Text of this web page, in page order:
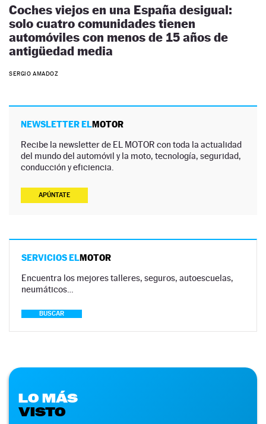
Coches viejos en una España desigual:
solo cuatro comunidades tienen
automóviles con menos de 15 años de
antigüedad media
SERGIO AMADOZ
NEWSLETTER ELMOTOR
Recibe la newsletter de EL MOTOR con toda la actualidad
del mundo del automóvil y la moto, tecnología, seguridad,
conducción y eficiencia.
APÚNTATE
SERVICIOS ELMOTOR
Encuentra los mejores talleres, seguros, autoescuelas,
neumáticos…
BUSCAR
LO MÁS
VISTO